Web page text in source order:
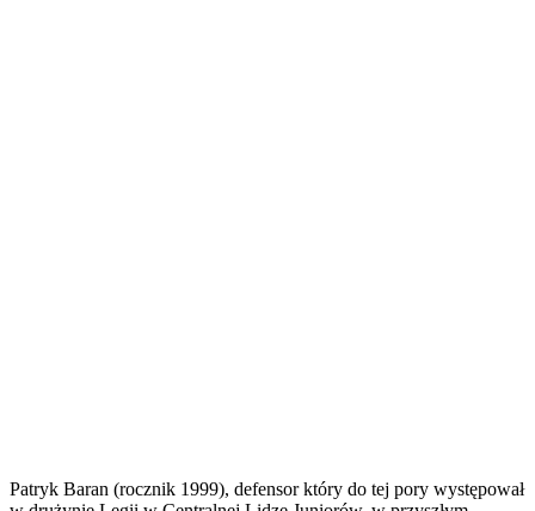
Patryk Baran (rocznik 1999), defensor który do tej pory występował